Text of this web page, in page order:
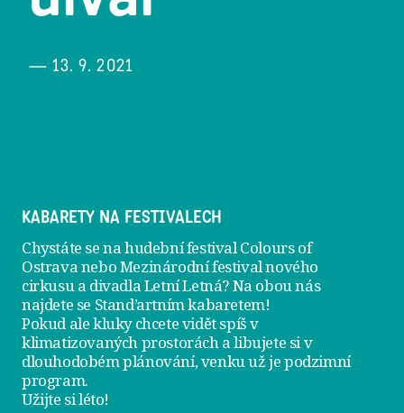
— 13. 9. 2021
KABARETY NA FESTIVALECH
Chystáte se na hudební festival Colours of
Ostrava nebo Mezinárodní festival nového
cirkusu a divadla Letní Letná? Na obou nás
najdete se Stand’artním kabaretem!
Pokud ale kluky chcete vidět spíš v
klimatizovaných prostorách a libujete si v
dlouhodobém plánování, venku už jepodzimní
program.
Užijte si léto!